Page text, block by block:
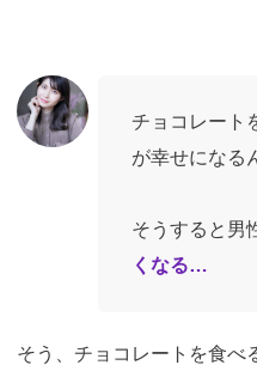
チョコレート
が幸せになる
そうすると男
くなる…
そう、チョコレートを食べ